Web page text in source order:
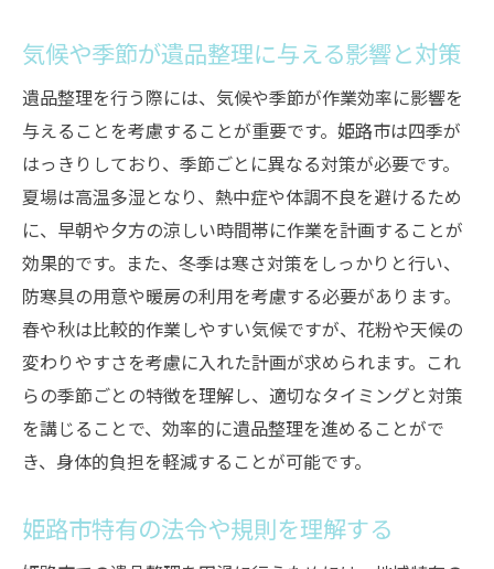
コミュニティセンターや公共施設の利用方
法
姫路市の遺品展示会やフリーマーケットの
参加
地域ボランティアとの協力で効率化
遺品整理に利用可能なレンタルスペース
地元の文化施設を活かした遺品整理の工夫
大切な遺品を適切に評価し処分するためのガイ
ドライン
遺品の価値を見極めるための基本知識
評価をプロに依頼する際のポイント
遺品を寄付や再利用する方法
感謝の気持ちを込めて遺品を送り出す
買取サービスの利用で適正価格を得る
思い出を次に繋ぐためのデジタル保存
気候や季節が遺品整理に与える影響と対策
遺品整理を行う際には、気候や季節が作業効率に影響を
与えることを考慮することが重要です。姫路市は四季が
はっきりしており、季節ごとに異なる対策が必要です。
夏場は高温多湿となり、熱中症や体調不良を避けるため
に、早朝や夕方の涼しい時間帯に作業を計画することが
効果的です。また、冬季は寒さ対策をしっかりと行い、
防寒具の用意や暖房の利用を考慮する必要があります。
春や秋は比較的作業しやすい気候ですが、花粉や天候の
変わりやすさを考慮に入れた計画が求められます。これ
らの季節ごとの特徴を理解し、適切なタイミングと対策
を講じることで、効率的に遺品整理を進めることがで
き、身体的負担を軽減することが可能です。
姫路市特有の法令や規則を理解する